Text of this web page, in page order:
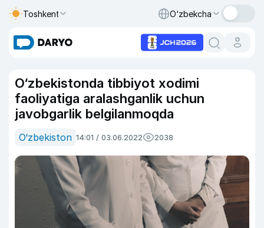
Toshkent O‘zbekcha
O‘zbekistonda tibbiyot xodimi
faoliyatiga aralashganlik uchun
javobgarlik belgilanmoqda
O‘zbekiston 14:01 / 03.06.2022 2038